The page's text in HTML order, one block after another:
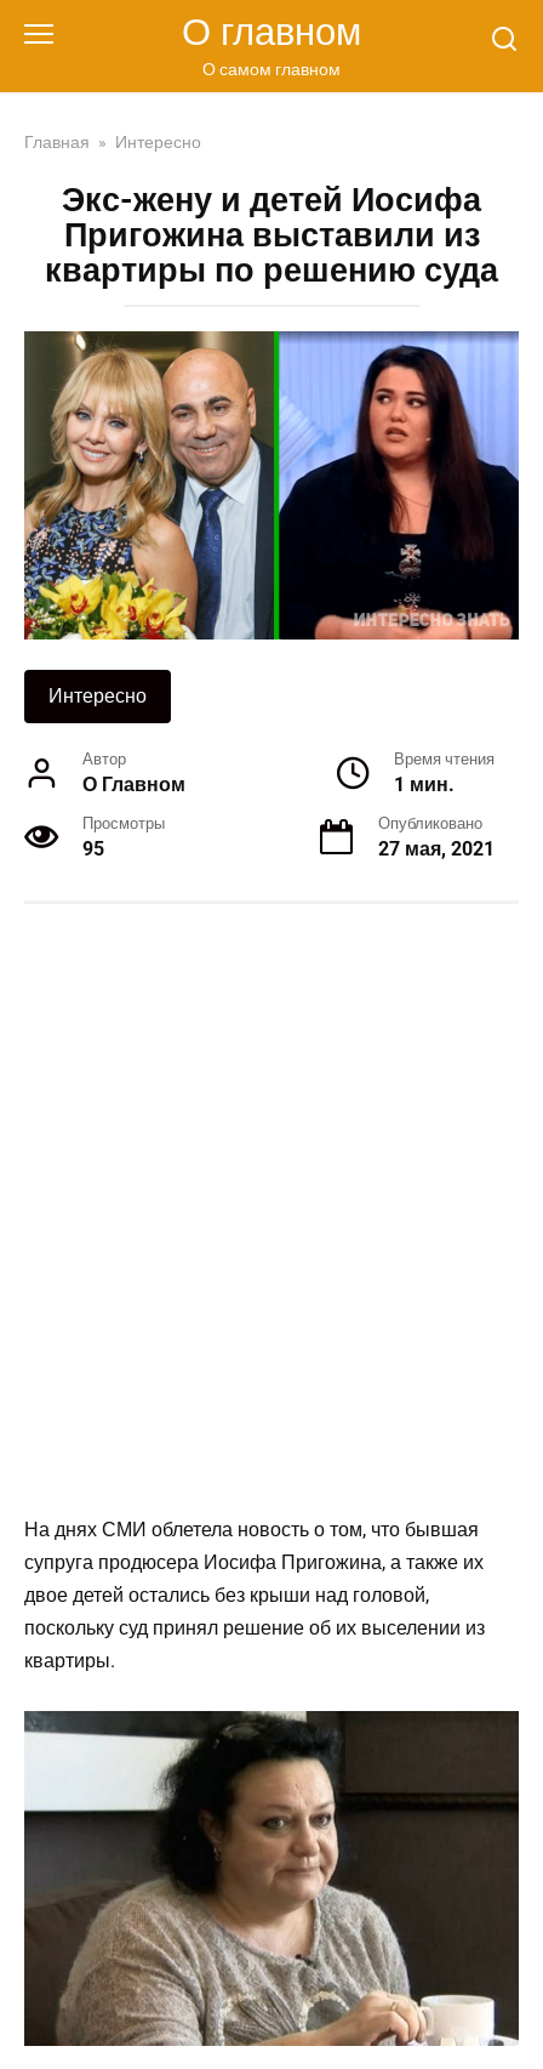
О главном
О самом главном
Главная » Интересно
Экс-жену и детей Иосифа
Пригожина выставили из
квартиры по решению суда
Интересно
Автор
О Главном
Время чтения
1 мин.
Просмотры
95
Опубликовано
27 мая, 2021
На днях СМИ облетела новость о том, что бывшая
супруга продюсера Иосифа Пригожина, а также их
двое детей остались без крыши над головой,
поскольку суд принял решение об их выселении из
квартиры.